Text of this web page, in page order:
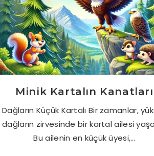
Minik Kartalın Kanatları
Dağların Küçük Kartalı Bir zamanlar,
dağların zirvesinde bir kartal ailesi
Bu ailenin en küçük üyesi,…